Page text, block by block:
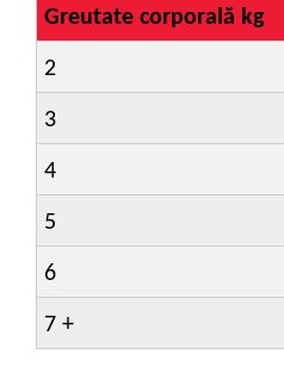
Greutate corporală kg
2
3
4
5
6
7 +